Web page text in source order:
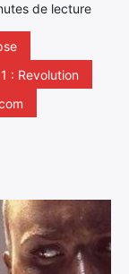
de lecture
: Revolution